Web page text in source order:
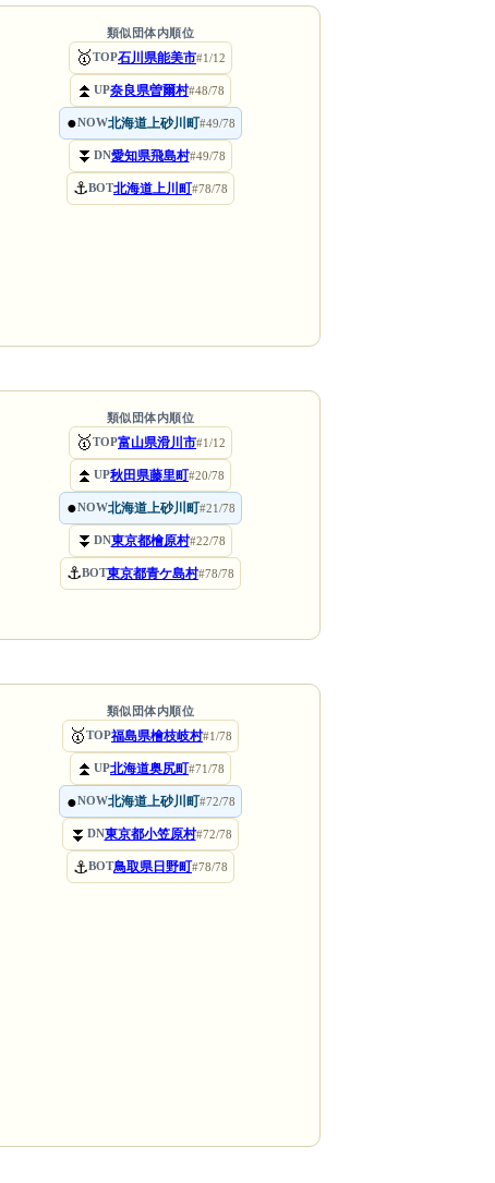
類似団体内順位
🥇TOP石川県能美市#1/12
⏫ UP奈良県曽爾村#48/78
●NOW北海道上砂川町#49/78
⏬ DN愛知県飛島村#49/78
⚓BOT北海道上川町#78/78
類似団体内順位
🥇TOP富山県滑川市#1/12
⏫ UP秋田県藤里町#20/78
●NOW北海道上砂川町#21/78
⏬ DN東京都檜原村#22/78
⚓BOT東京都青ケ島村#78/78
類似団体内順位
🥇TOP福島県檜枝岐村#1/78
⏫ UP北海道奥尻町#71/78
●NOW北海道上砂川町#72/78
⏬ DN東京都小笠原村#72/78
⚓BOT鳥取県日野町#78/78